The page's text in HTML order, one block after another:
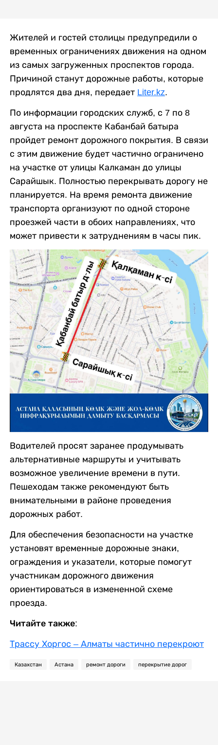
Жителей и гостей столицы предупредили о
временных ограничениях движения на одном
из самых загруженных проспектов города.
Причиной станут дорожные работы, которые
продлятся два дня, передает Liter.kz.
По информации городских служб, с 7 по 8
августа на проспекте Кабанбай батыра
пройдет ремонт дорожного покрытия. В связи
с этим движение будет частично ограничено
на участке от улицы Калкаман до улицы
Сарайшык. Полностью перекрывать дорогу не
планируется. На время ремонта движение
транспорта организуют по одной стороне
проезжей части в обоих направлениях, что
может привести к затруднениям в часы пик.
Водителей просят заранее продумывать
альтернативные маршруты и учитывать
возможное увеличение времени в пути.
Пешеходам также рекомендуют быть
внимательными в районе проведения
дорожных работ.
Для обеспечения безопасности на участке
установят временные дорожные знаки,
ограждения и указатели, которые помогут
участникам дорожного движения
ориентироваться в измененной схеме
проезда.
Читайте также:
Трассу Хоргос – Алматы частично перекроют
Казахстан Астана ремонт дороги перекрытие дорог